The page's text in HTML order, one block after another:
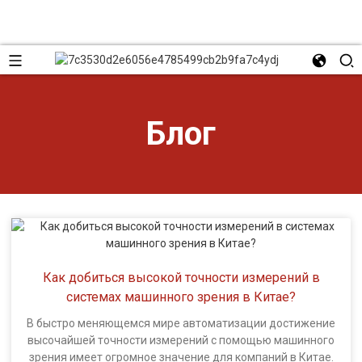
Блог
Как добиться высокой точности измерений в
системах машинного зрения в Китае?
В быстро меняющемся мире автоматизации достижение
высочайшей точности измерений с помощью машинного
зрения имеет огромное значение для компаний в Китае.